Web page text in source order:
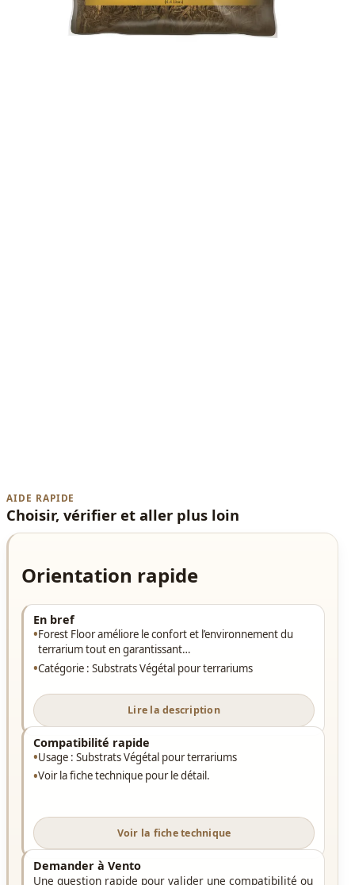
AIDE RAPIDE
Choisir, vérifier et aller plus loin
Orientation rapide
En bref
Forest Floor améliore le confort et l’environnement du
terrarium tout en garantissant…
Catégorie : Substrats Végétal pour terrariums
Lire la description
Compatibilité rapide
Usage : Substrats Végétal pour terrariums
Voir la fiche technique pour le détail.
Voir la fiche technique
Demander à Vento
Une question rapide pour valider une compatibilité ou